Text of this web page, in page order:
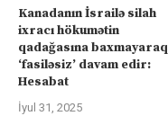
Kanadanın İsrailə silah
ixracı hökumətin
qadağasına baxmayaraq
‘fasiləsiz’ davam edir:
Hesabat
İyul 31, 2025